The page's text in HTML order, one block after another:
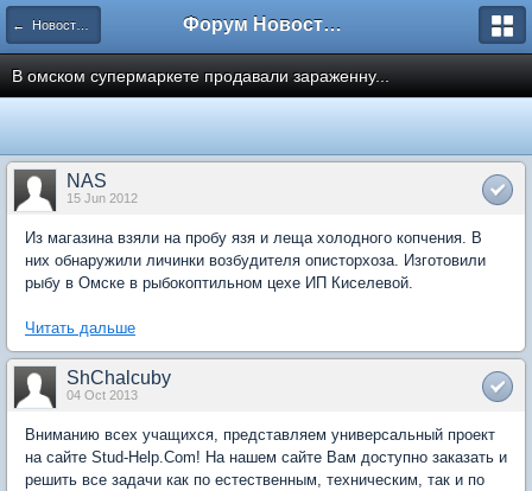
← Новости рынка недвижимости Форум Новостройки
В омском супермаркете продавали зараженну...
NAS
15 Jun 2012
Из магазина взяли на пробу язя и леща холодного копчения. В
них обнаружили личинки возбудителя описторхоза. Изготовили
рыбу в Омске в рыбокоптильном цехе ИП Киселевой.
Читать дальше
ShChalcuby
04 Oct 2013
Вниманию всех учащихся, представляем универсальный проект
на сайте Stud-Help.Com! На нашем сайте Вам доступно заказать и
решить все задачи как по естественным, техническим, так и по